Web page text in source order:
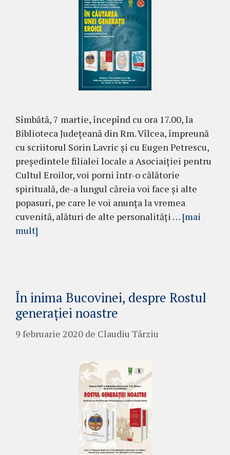
Sîmbătă, 7 martie, începînd cu ora 17.00, la
Biblioteca Județeană din Rm. Vîlcea, împreună
cu scriitorul Sorin Lavric și cu Eugen Petrescu,
președintele filialei locale a Asociaiției pentru
Cultul Eroilor, voi porni într-o călătorie
spirituală, de-a lungul căreia voi face și alte
popasuri, pe care le voi anunța la vremea
cuvenită, alături de alte personalități … [mai
mult]
În inima Bucovinei, despre Rostul
generației noastre
9 februarie 2020 de Claudiu Târziu